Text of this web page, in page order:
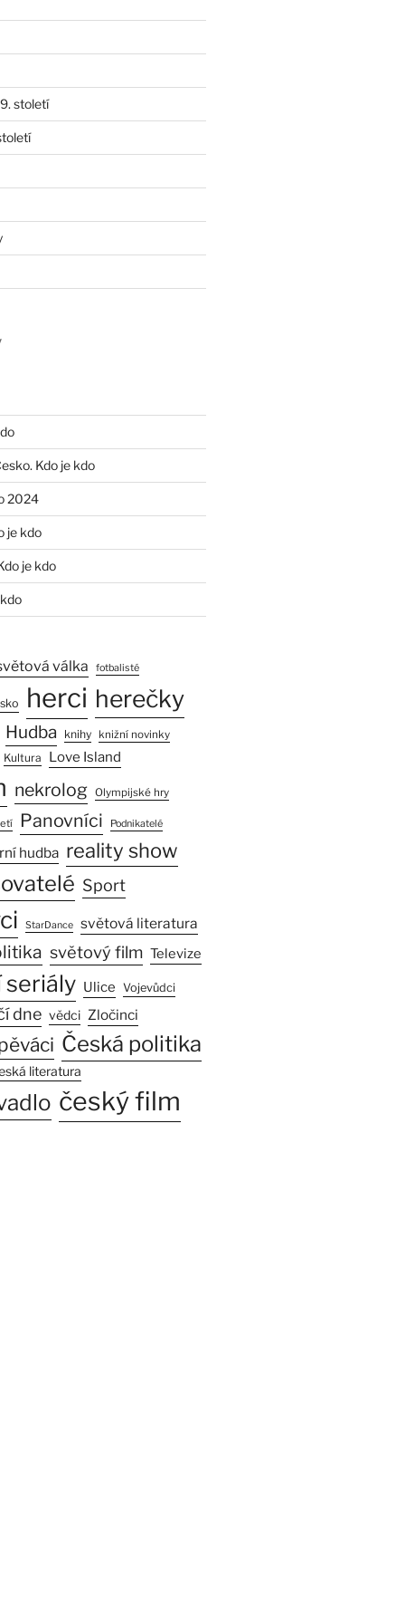
století
Kdo je kdo
2024
je kdo
je kdo
válka fotbalisté
herci herečky
Hudba knihy knižní novinky
Kultura Love Island
nekrolog Olympijské hry
Panovníci Podnikatelé
hudba reality show
Sport
StarDance světová literatura
světový film Televize
Ulice Vojevůdci
dne vědci Zločinci
Česká politika
literatura
český film